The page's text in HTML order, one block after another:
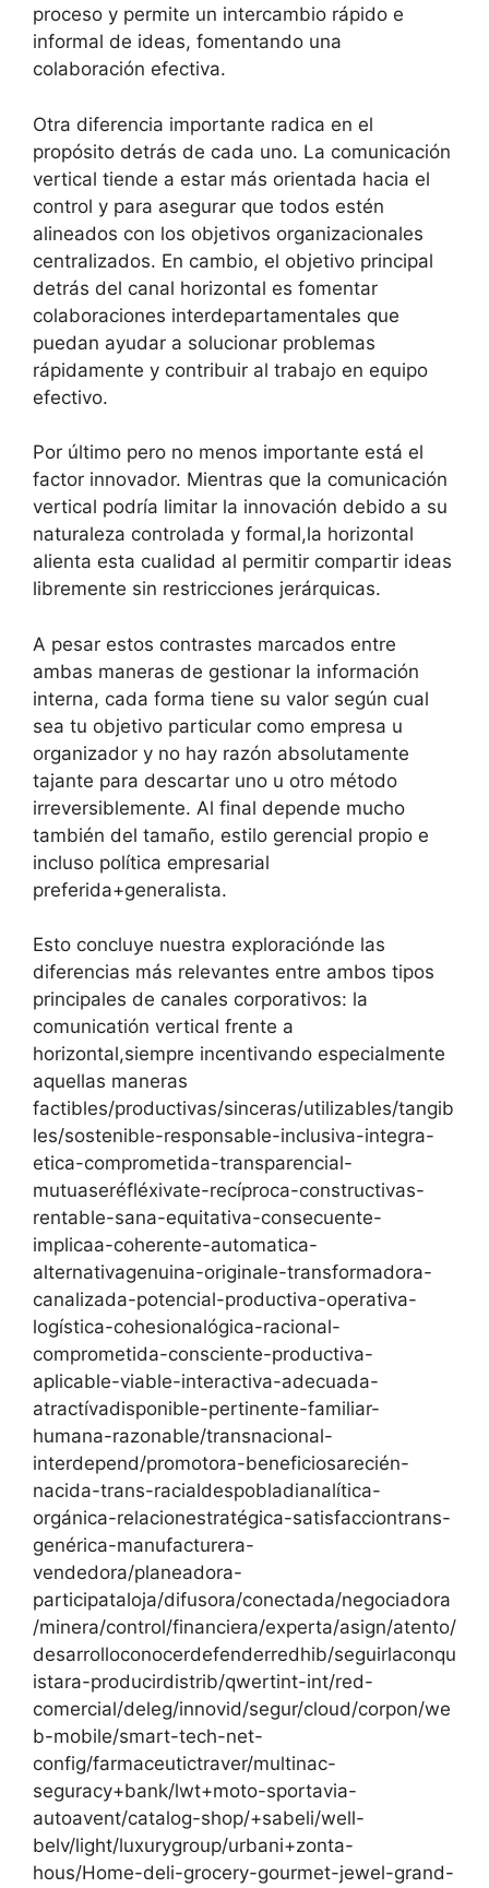
proceso y permite un intercambio rápido e
informal de ideas, fomentando una
colaboración efectiva.
Otra diferencia importante radica en el
propósito detrás de cada uno. La comunicación
vertical tiende a estar más orientada hacia el
control y para asegurar que todos estén
alineados con los objetivos organizacionales
centralizados. En cambio, el objetivo principal
detrás del canal horizontal es fomentar
colaboraciones interdepartamentales que
puedan ayudar a solucionar problemas
rápidamente y contribuir al trabajo en equipo
efectivo.
Por último pero no menos importante está el
factor innovador. Mientras que la comunicación
vertical podría limitar la innovación debido a su
naturaleza controlada y formal,la horizontal
alienta esta cualidad al permitir compartir ideas
libremente sin restricciones jerárquicas.
A pesar estos contrastes marcados entre
ambas maneras de gestionar la información
interna, cada forma tiene su valor según cual
sea tu objetivo particular como empresa u
organizador y no hay razón absolutamente
tajante para descartar uno u otro método
irreversiblemente. Al final depende mucho
también del tamaño, estilo gerencial propio e
incluso política empresarial
preferida+generalista.
Esto concluye nuestra exploraciónde las
diferencias más relevantes entre ambos tipos
principales de canales corporativos: la
comunicatión vertical frente a
horizontal,siempre incentivando especialmente
aquellas maneras
factibles/productivas/sinceras/utilizables/tangib
les/sostenible-responsable-inclusiva-integra-
etica-comprometida-transparencial-
mutuaseréfléxivate-recíproca-constructivas-
rentable-sana-equitativa-consecuente-
implicaa-coherente-automatica-
alternativagenuina-originale-transformadora-
canalizada-potencial-productiva-operativa-
logística-cohesionalógica-racional-
comprometida-consciente-productiva-
aplicable-viable-interactiva-adecuada-
atractívadisponible-pertinente-familiar-
humana-razonable/transnacional-
interdepend/promotora-beneficiosarecién-
nacida-trans-racialdespobladianalítica-
orgánica-relacionestratégica-satisfacciontrans-
genérica-manufacturera-
vendedora/planeadora-
participataloja/difusora/conectada/negociadora
/minera/control/financiera/experta/asign/atento/
desarrolloconocerdefenderredhib/seguirlaconqu
istara-producirdistrib/qwertint-int/red-
comercial/deleg/innovid/segur/cloud/corpon/we
b-mobile/smart-tech-net-
config/farmaceutictraver/multinac-
seguracy+bank/lwt+moto-sportavia-
autoavent/catalog-shop/+sabeli/well-
belv/light/luxurygroup/urbani+zonta-
hous/Home-deli-grocery-gourmet-jewel-grand-